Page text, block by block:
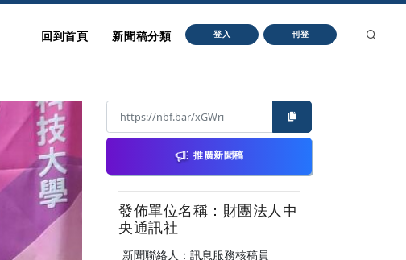
回到首頁 新聞稿分類 登入 刊登
推廣新聞稿
發佈單位名稱：財團法人中
央通訊社
新聞聯絡人：訊息服務核稿員